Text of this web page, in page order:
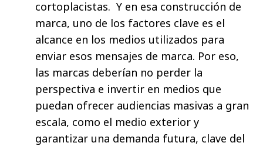
cortoplacistas. Y en esa construcción de
marca, uno de los factores clave es el
alcance en los medios utilizados para
enviar esos mensajes de marca. Por eso,
las marcas deberían no perder la
perspectiva e invertir en medios que
puedan ofrecer audiencias masivas a gran
escala, como el medio exterior y
garantizar una demanda futura, clave del